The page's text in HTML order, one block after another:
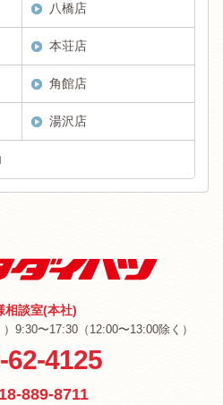
八橋店
本荘店
角館店
湯沢店
相談室(本社)
9:30〜17:30（12:00〜13:00除く）
62-4125
889-8711